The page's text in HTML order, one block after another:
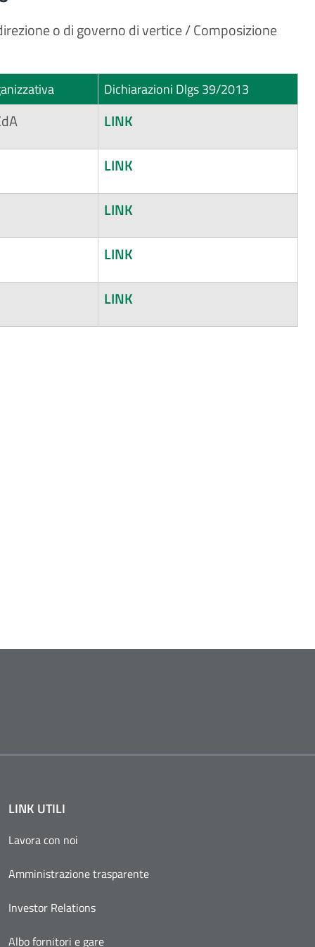
o di governo di vertice / Composizione
Dichiarazioni Dlgs 39/2013
LINK
LINK
LINK
LINK
LINK
LINK UTILI
Lavora con noi
Amministrazione trasparente
Investor Relations
Albo fornitori e gare